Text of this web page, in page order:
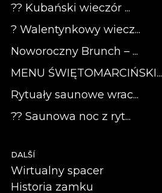
?? Kubański wieczór ...
? Walentynkowy wiecz...
Noworoczny Brunch – ...
MENU ŚWIĘTOMARCIŃSKI...
Rytuały saunowe wrac...
?? Saunowa noc z ryt...
DALŠÍ
Wirtualny spacer
Historia zamku